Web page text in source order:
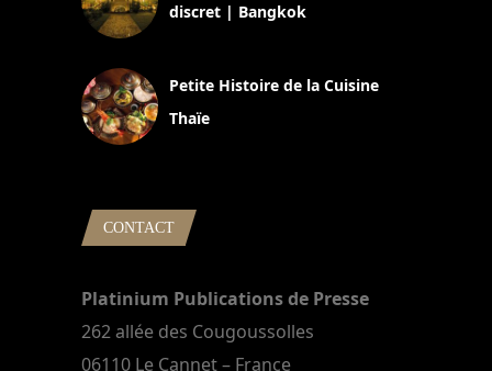
discret | Bangkok
Petite Histoire de la Cuisine
Thaïe
CONTACT
Platinium Publications de Presse
262 allée des Cougoussolles
06110 Le Cannet – France